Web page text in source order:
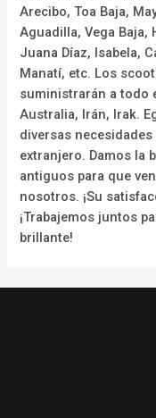
Arecibo, Toa Baja,
Aguadilla, Vega Baja,
Juana Díaz, Isabela,
Manatí, etc. Los
suministrarán a todo
Australia, Irán, Irak.
diversas
extranjero. Damos la
antiguos para que
nosotros. ¡Su
¡Trabajemos juntos
brillante!